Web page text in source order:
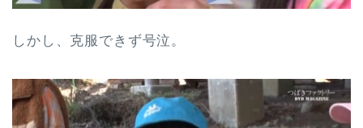
しかし、克服できず号泣。